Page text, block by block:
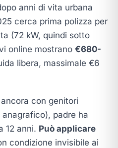
anni di vita urbana
cerca prima polizza per
(72 kW, quindi sotto
online mostrano €680-
libera, massimale €6
con genitori
padre ha
12 anni. Può applicare
condizione invisibile ai